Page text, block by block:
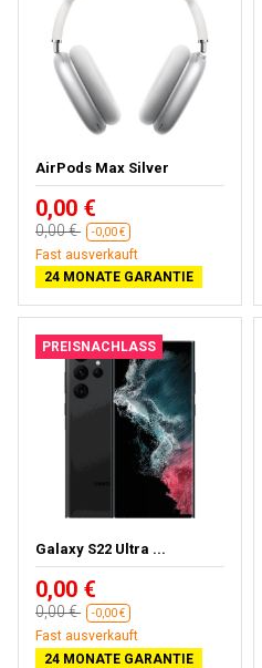
AirPods Max Silver
0,00 €
0,00 € -0,00 €
Fast ausverkauft
24 MONATE GARANTIE
PREISNACHLASS
Galaxy S22 Ultra ...
0,00 €
0,00 € -0,00 €
Fast ausverkauft
24 MONATE GARANTIE